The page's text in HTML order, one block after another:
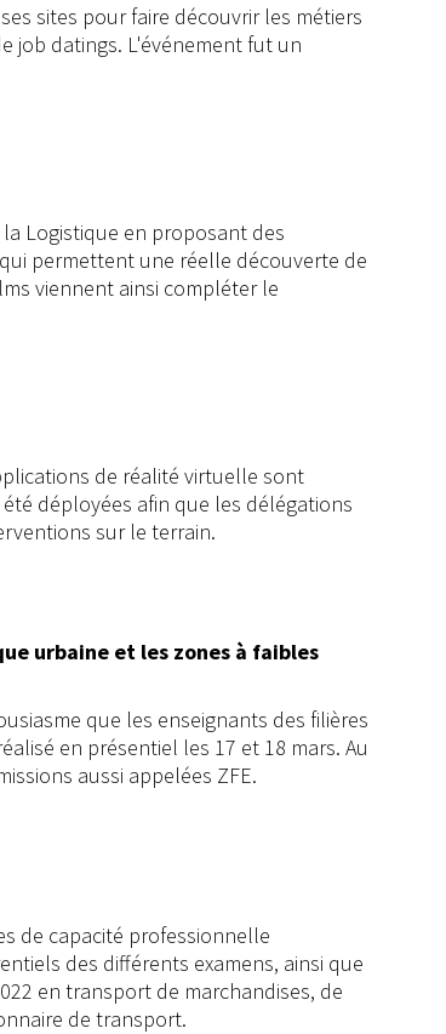
sites pour faire découvrir les métiers
job datings. L'événement fut un
Logistique en proposant des
permettent une réelle découverte de
viennent ainsi compléter le
de réalité virtuelle sont
déployées afin que les délégations
sur le terrain.
urbaine et les zones à faibles
que les enseignants des filières
en présentiel les 17 et 18 mars. Au
aussi appelées ZFE.
de capacité professionnelle
des différents examens, ainsi que
en transport de marchandises, de
de transport.